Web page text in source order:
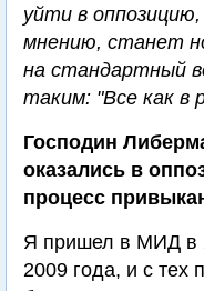
уйти в
мнению, станет
на стандартный
таким: "Все как в
Господин
оказались в
процесс
Я пришел в МИД в
2009 года, и с тех